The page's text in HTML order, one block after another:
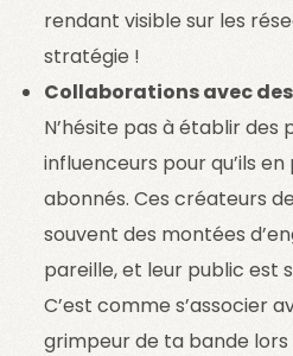
rendant visible sur les
stratégie !
Collaborations avec
N’hésite pas à établir
influenceurs pour qu’ils
abonnés. Ces créateurs
souvent des montées
pareille, et leur public est
C’est comme s’associer
grimpeur de ta bande lors